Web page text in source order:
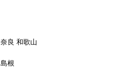
奈良 和歌山
島根